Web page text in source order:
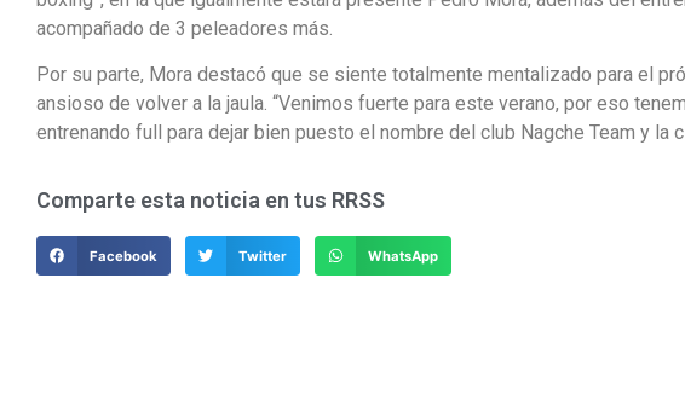
acompañado de 3 peleadores más.
Por su parte, Mora destacó que se siente totalmente mentalizado para el
ansioso de volver a la jaula. “Venimos fuerte para este verano, por eso
entrenando full para dejar bien puesto el nombre del club Nagche Team y la
Comparte esta noticia en tus RRSS
Facebook Twitter WhatsApp